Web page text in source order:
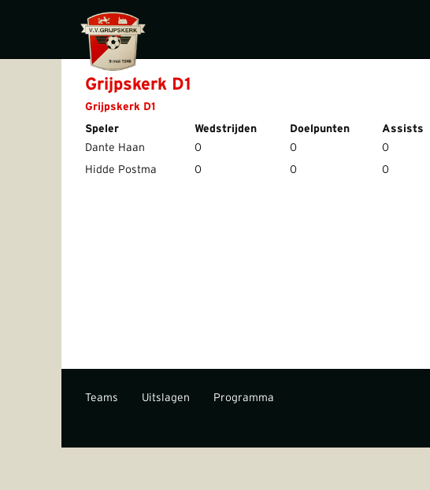
Grijpskerk D1
Grijpskerk D1
Speler
Wedstrijden Doelpunten Assists
Dante Haan
0 0 0
Hidde Postma
0 0 0
Teams Uitslagen Programma